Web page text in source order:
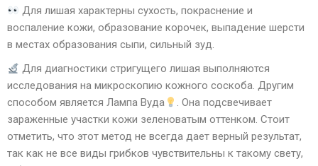
Для лишая характерны сухость, покраснение и
воспаление кожи, образование корочек, выпадение шерсти
в местах образования сыпи, сильный зуд.
Для диагностики стригущего лишая выполняются
исследования на микроскопию кожного соскоба. Другим
способом является Лампа Вуда
. Она подсвечивает
зараженные участки кожи зеленоватым оттенком. Стоит
отметить, что этот метод не всегда дает верный результат,
так как не все виды грибков чувствительны к такому свету,